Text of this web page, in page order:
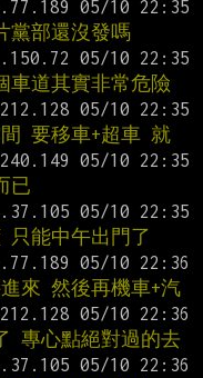
黨部還沒發嗎
道其實非常危險
要移車+超車 就
已
能中午出門了
來 然後再機車+汽
專心點絕對過的去